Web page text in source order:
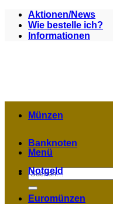
Zum
Inhalt
springen
Aktionen/News
Wie bestelle ich?
Informationen
Menü
Suchen
nach:
Münzen
Banknoten
Notgeld
Euromünzen